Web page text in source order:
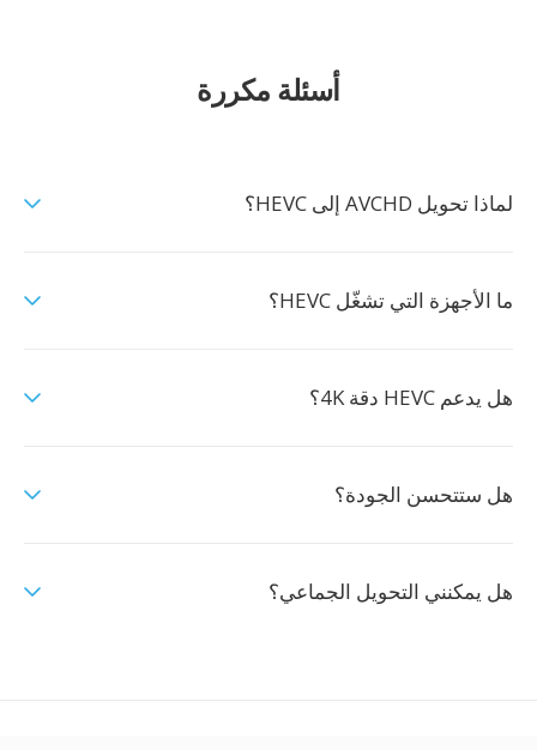
أسئلة مكررة
لماذا تحويل AVCHD إلى HEVC؟
ما الأجهزة التي تشغّل HEVC؟
هل يدعم HEVC دقة 4K؟
هل ستتحسن الجودة؟
هل يمكنني التحويل الجماعي؟